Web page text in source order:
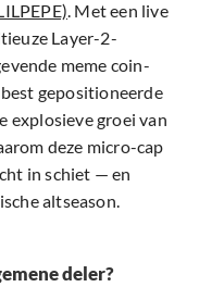
. Met een live
Layer-2-
meme coin-
best gepositioneerde
explosieve groei van
deze micro-cap
in schiet — en
altseason.
deler?